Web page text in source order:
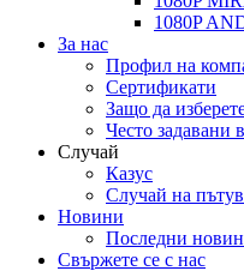
1080P
За нас
Профил на
Сертификати
Защо да
Често задавани
Случай
Казус
Случай на
Новини
Последни
Свържете се с нас